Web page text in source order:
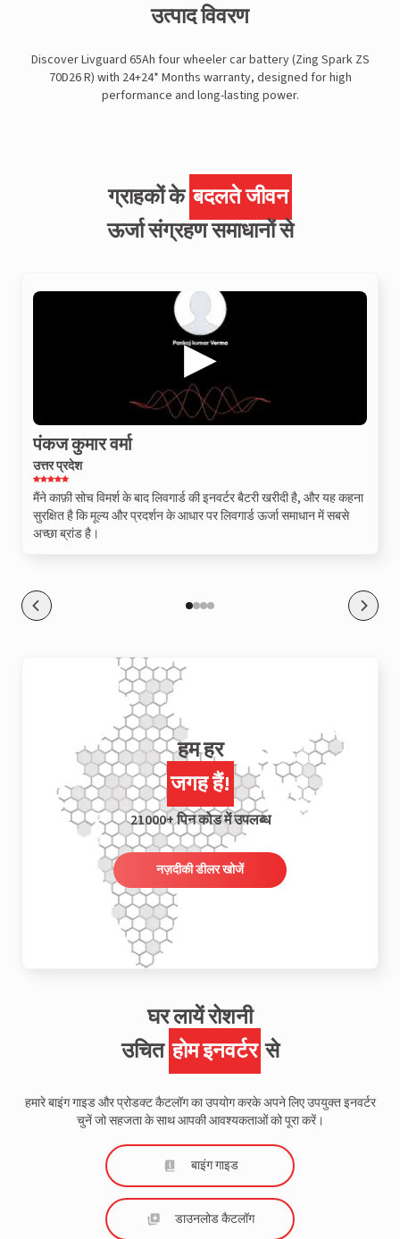
उत्पाद विवरण
Discover Livguard 65Ah four wheeler car battery (Zing Spark ZS
70D26 R) with 24+24* Months warranty, designed for high
performance and long-lasting power.
ग्राहकों के बदलते जीवन
ऊर्जा संग्रहण समाधानों से
पंकज कुमार वर्मा
उत्तर प्रदेश
मैंने काफ़ी सोच विमर्श के बाद लिवगार्ड की इनवर्टर बैटरी खरीदी है, और यह कहना
सुरक्षित है कि मूल्य और प्रदर्शन के आधार पर लिवगार्ड ऊर्जा समाधान में सबसे
अच्छा ब्रांड है।
हम हर
जगह हैं!
21000+ पिन कोड में उपलब्ध
नज़दीकी डीलर खोजें
घर लायें रोशनी
उचित होम इनवर्टर से
हमारे बाइंग गाइड और प्रोडक्ट कैटलॉग का उपयोग करके अपने लिए उपयुक्त इनवर्टर
चुनें जो सहजता के साथ आपकी आवश्यकताओं को पूरा करें।
बाइंग गाइड
डाउनलोड कैटलॉग